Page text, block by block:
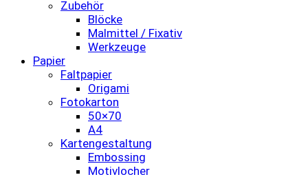
Zubehör
Blöcke
Malmittel / Fixativ
Werkzeuge
Papier
Faltpapier
Origami
Fotokarton
50×70
A4
Kartengestaltung
Embossing
Motivlocher